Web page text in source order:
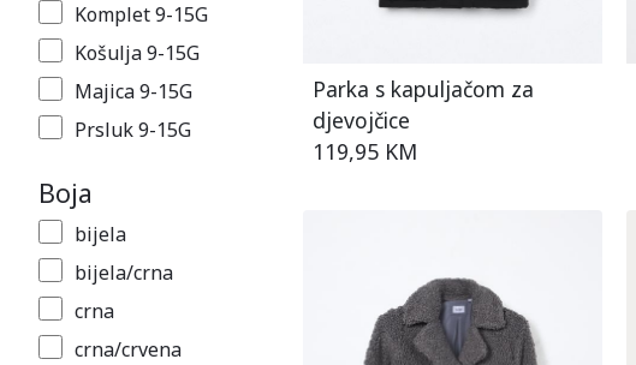
Komplet 9-15G
Košulja 9-15G
Majica 9-15G
Prsluk 9-15G
Šorc 9-15G
Tajice 9-15G
Traperice 9-15G
Vesta 9-15G
Boja
bijela
bijela/crna
crna
crna/crvena
Parka s kapuljačom za
djevojčice
119,95 KM